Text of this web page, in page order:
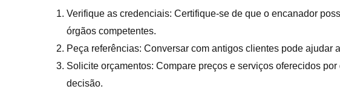
Verifique as credenciais: Certifique-se de que o encanador
órgãos competentes.
Peça referências: Conversar com antigos clientes pode ajudar
Solicite orçamentos: Compare preços e serviços oferecidos
decisão.